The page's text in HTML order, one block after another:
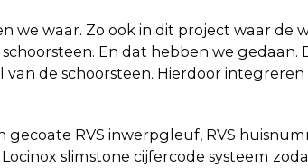
we waar. Zo ook in dit project waar
En dat hebben we
de schoorsteen. Hierdoor
gecoate RVS inwerpgleuf, RVS
slimstone cijfercode systeem